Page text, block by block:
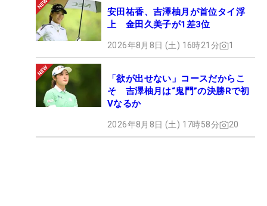
安田祐香、吉澤柚月が首位タイ浮
上 金田久美子が1差3位
2026年8月8日 (土) 16時21分 1
「欲が出せない」コースだからこ
そ 吉澤柚月は“鬼門”の決勝Rで初
Vなるか
2026年8月8日 (土) 17時58分 20